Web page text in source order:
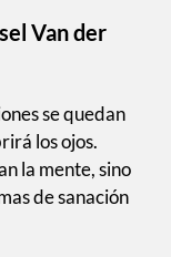
Van der
se quedan
los ojos.
la mente, sino
de sanación